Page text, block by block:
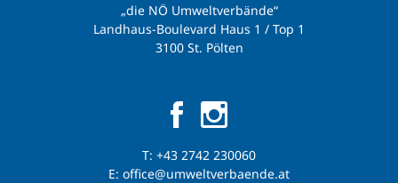
„die NÖ Umweltverbände“
Landhaus-Boulevard Haus 1 / Top 1
3100 St. Pölten
T: +43 2742 230060
E: office@umweltverbaende.at